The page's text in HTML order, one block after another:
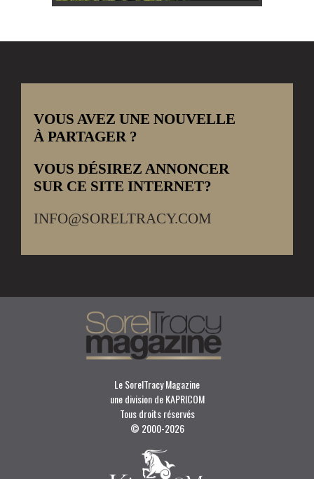
VOUS AVEZ UNE NOUVELLE
À PARTAGER ?
VOUS DÉSIREZ ANNONCER
SUR CE SITE INTERNET?
INFO@SORELTRACY.COM
Le SorelTracy Magazine
une division de KAPRICOM
Tous droits réservés
© 2000-2026